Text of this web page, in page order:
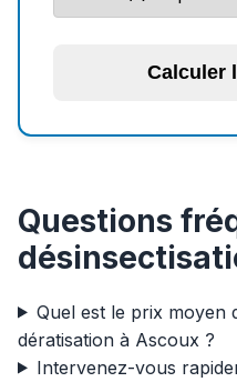
Calculer
Questions
Quel est le prix moyen
dératisation à Ascoux ?
Intervenez-vous